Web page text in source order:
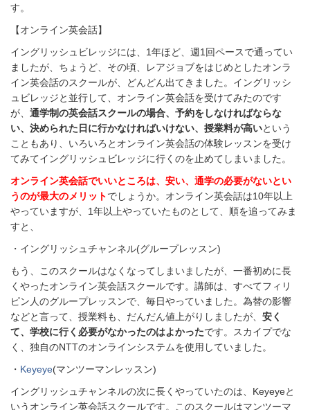
す。
【オンライン英会話】
イングリッシュビレッジには、1年ほど、週1回ペースで通ってい
ましたが、ちょうど、その頃、レアジョブをはじめとしたオンラ
イン英会話のスクールが、どんどん出てきました。イングリッシ
ュビレッジと並行して、オンライン英会話を受けてみたのです
が、 通学制の英会話スクールの場合、予約をしなければならな
い、決められた日に行かなければいけない、授業料が高いという
こともあり、いろいろとオンライン英会話の体験レッスンを受け
てみてイングリッシュビレッジに行くのを止めてしまいました。
オンライン英会話でいいところは、安い、通学の必要がないとい
うのが最大のメリットでしょうか。オンライン英会話は10年以上
やっていますが、1年以上やっていたものとして、順を追ってみま
すと、
・イングリッシュチャンネル(グループレッスン)
もう、このスクールはなくなってしまいましたが、一番初めに長
くやったオンライン英会話スクールです。講師は、すべてフィリ
ピン人のグループレッスンで、毎日やっていました。為替の影響
などと言って、授業料も、だんだん値上がりしましたが、 安く
て、学校に行く必要がなかったのはよかったです。スカイプでな
く、独自のNTTのオンラインシステムを使用していました。
・ Keyeye(マンツーマンレッスン)
イングリッシュチャンネルの次に長くやっていたのは、Keyeyeと
いうオンライン英会話スクールです。このスクールはマンツーマ